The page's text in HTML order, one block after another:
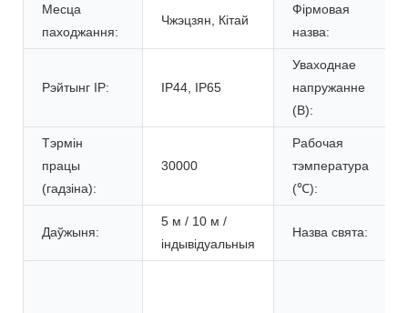
Месца
паходжання:
Чжэцзян, Кітай
Фірмовая
назва:
Рэйтынг IP: IP44, IP65
Уваходнае
напружанне
(В):
Тэрмін
працы
(гадзіна):
30000
Рабочая
тэмпература
(℃):
Даўжыня:
5 м / 10 м /
індывідуальныя
Назва свята: